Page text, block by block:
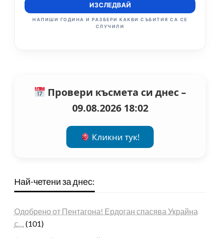
ИЗСЛЕДВАЙ
НАПИШИ ГОДИНА И РАЗБЕРИ КАКВИ СЪБИТИЯ СА СЕ
СЛУЧИЛИ
Провери късмета си днес –
09.08.2026 18:02
Кликни тук!
Най-четени за днес:
Одобрено от Пентагона! Ердоган спасява Украйна
с… (101)